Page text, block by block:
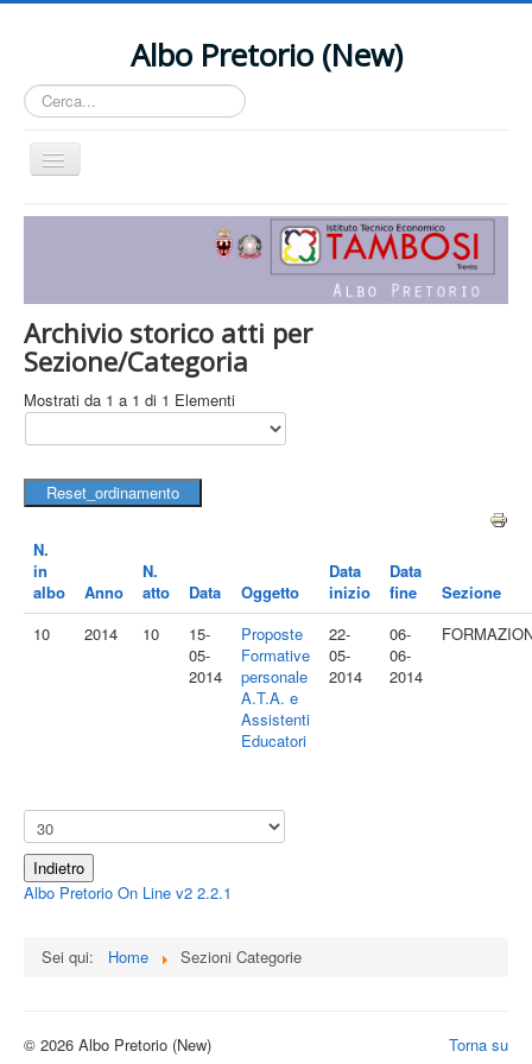
Albo Pretorio (New)
Cerca...
Cambia
navigazione
Home
Archivio storico atti per
Sezione/Categoria
Mostrati da 1 a 1 di 1 Elementi
N.
in
albo
Anno
N.
atto
Data Oggetto
Data
inizio
Data
fine
Sezione
10
2014 10
15-
05-
2014
Proposte
Formative
personale
A.T.A. e
Assistenti
Educatori
22-
05-
2014
06-
06-
2014
Indietro
Albo Pretorio On Line v2 2.2.1
Sei qui: Home Sezioni Categorie
Torna su
© 2026 Albo Pretorio (New)